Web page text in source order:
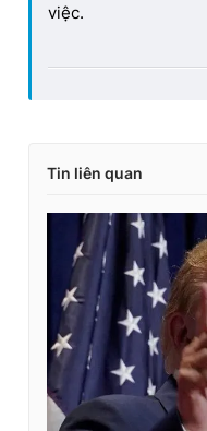
việc.
Tin liên quan